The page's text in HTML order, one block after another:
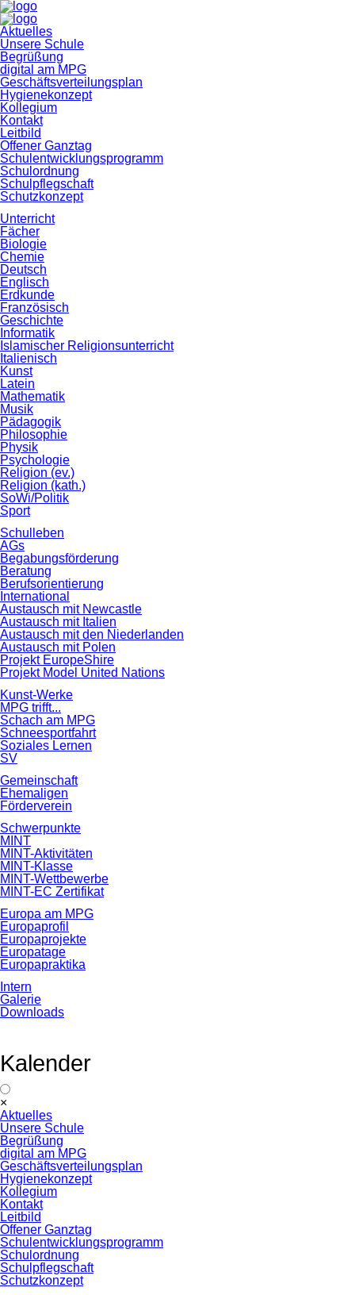
Navigation
überspringen
Aktuelles
Unsere Schule
Begrüßung
digital am MPG
Geschäftsverteilungsplan
Hygienekonzept
Kollegium
Kontakt
Leitbild
Offener Ganztag
Schulentwicklungsprogramm
Schulordnung
Schulpflegschaft
Schutzkonzept
Unterricht
Fächer
Biologie
Chemie
Deutsch
Englisch
Erdkunde
Französisch
Geschichte
Informatik
Islamischer Religionsunterricht
Italienisch
Kunst
Latein
Mathematik
Musik
Pädagogik
Philosophie
Physik
Psychologie
Religion (ev.)
Religion (kath.)
SoWi/Politik
Sport
Schulleben
AGs
Begabungsförderung
Beratung
Berufsorientierung
International
Austausch mit Newcastle
Austausch mit Italien
Austausch mit den Niederlanden
Austausch mit Polen
Projekt EuropeShire
Projekt Model United Nations
Kunst-Werke
MPG trifft...
Schach am MPG
Schneesportfahrt
Soziales Lernen
SV
Gemeinschaft
Ehemaligen
Förderverein
Schwerpunkte
MINT
MINT-Aktivitäten
MINT-Klasse
MINT-Wettbewerbe
MINT-EC Zertifikat
Europa am MPG
Europaprofil
Europaprojekte
Europatage
Europapraktika
Intern
Galerie
Downloads
Kalender
×
überspringen
Aktuelles
Unsere Schule
Begrüßung
digital am MPG
Geschäftsverteilungsplan
Hygienekonzept
Kollegium
Kontakt
Leitbild
Offener Ganztag
Schulentwicklungsprogramm
Schulordnung
Schulpflegschaft
Schutzkonzept